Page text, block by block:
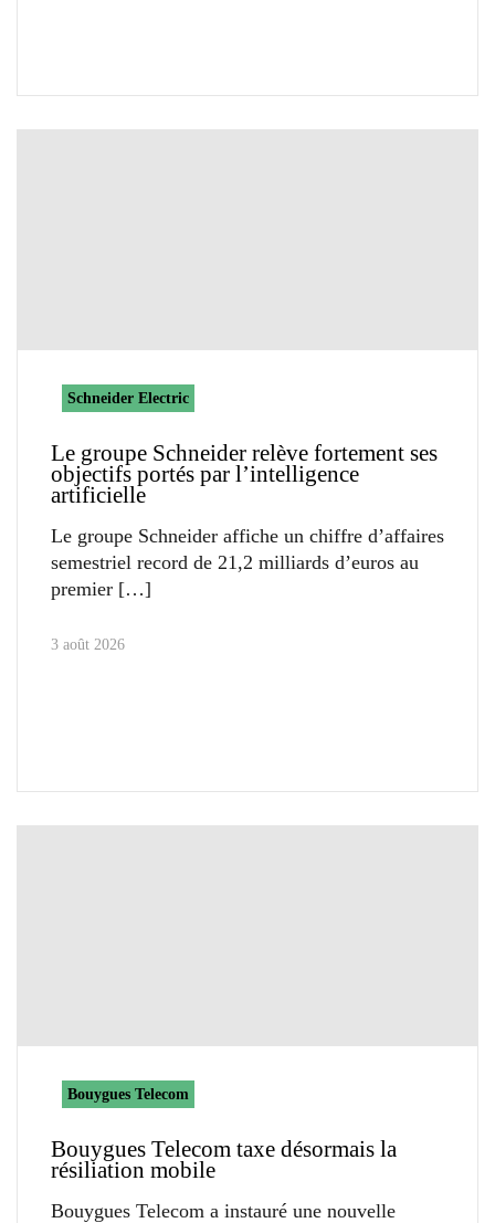
Schneider Electric
Le groupe Schneider relève fortement ses
objectifs portés par l’intelligence
artificielle
Le groupe Schneider affiche un chiffre d’affaires
semestriel record de 21,2 milliards d’euros au
premier
3 août 2026
Bouygues Telecom
Bouygues Telecom taxe désormais la
résiliation mobile
Bouygues Telecom a instauré une nouvelle